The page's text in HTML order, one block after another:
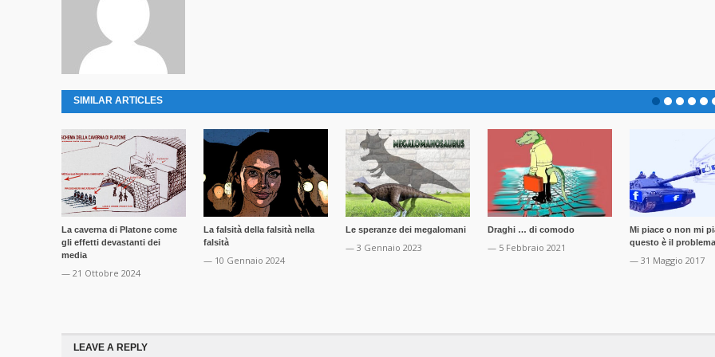
SIMILAR ARTICLES
La caverna di Platone come
gli effetti devastanti dei
media
— 21 Ottobre 2024
La falsità della falsità nella
falsità
— 10 Gennaio 2024
Le speranze dei megalomani
— 3 Gennaio 2023
Draghi … di comodo
— 5 Febbraio 2021
Mi piace o non mi
questo è il problema
— 31 Maggio 2017
LEAVE A REPLY